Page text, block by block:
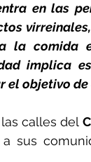
en las
la comida
implica
el objetivo
calles del
sus